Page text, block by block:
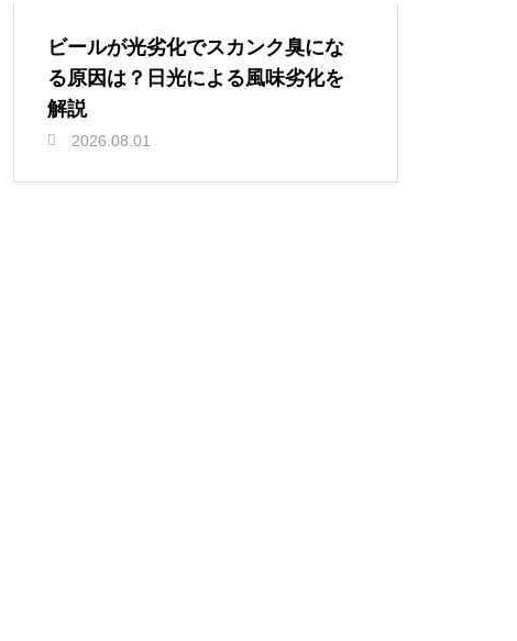
ビールが光劣化でスカンク臭にな
る原因は？日光による風味劣化を
解説
2026.08.01